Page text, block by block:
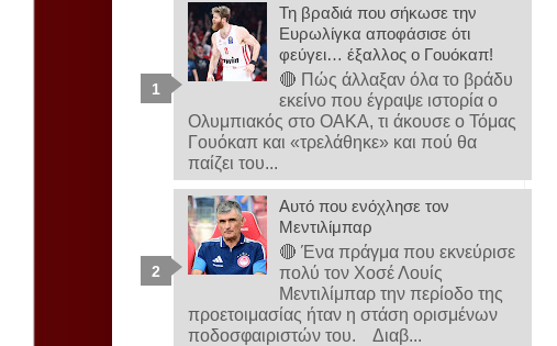
Τη βραδιά που σήκωσε την
Ευρωλίγκα αποφάσισε ότι
φεύγει… έξαλλος ο Γουόκαπ!
🔴 Πώς άλλαξαν όλα το βράδυ
εκείνο που έγραψε ιστορία ο
Ολυμπιακός στο ΟΑΚΑ, τι άκουσε ο Τόμας
Γουόκαπ και «τρελάθηκε» και πού θα
παίζει του...
Αυτό που ενόχλησε τον
Μεντιλίμπαρ
🔴 Ένα πράγμα που εκνεύρισε
πολύ τον Χοσέ Λουίς
Μεντιλίμπαρ την περίοδο της
προετοιμασίας ήταν η στάση ορισμένων
ποδοσφαιριστών του. Διαβ...